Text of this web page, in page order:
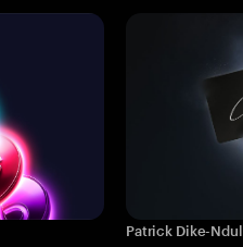
Patrick Dike-